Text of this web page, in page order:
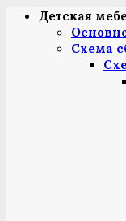
Детская
Схема